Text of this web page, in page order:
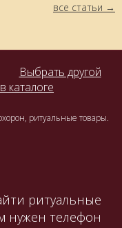
все статьи
Выбрать другой
каталоге
ритуальные товары.
ритуальные
нужен телефон